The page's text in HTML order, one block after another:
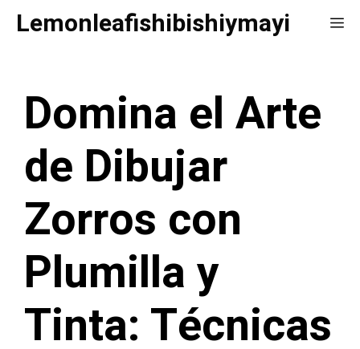
SaltarLemonleafishibishiymayi
Domina el Arte
de Dibujar
Zorros con
Plumilla y
Tinta: Técnicas